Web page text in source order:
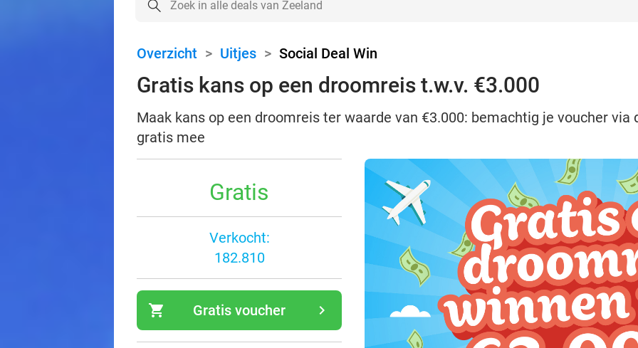
Overzicht > Uitjes > Social Deal Win
Gratis kans op een droomreis t.w.v. €3.000
Maak kans op een droomreis ter waarde van €3.000: bemachtig je voucher via
gratis mee
Gratis
Verkocht:
182.810
shopping_cart navigate_next
Gratis voucher